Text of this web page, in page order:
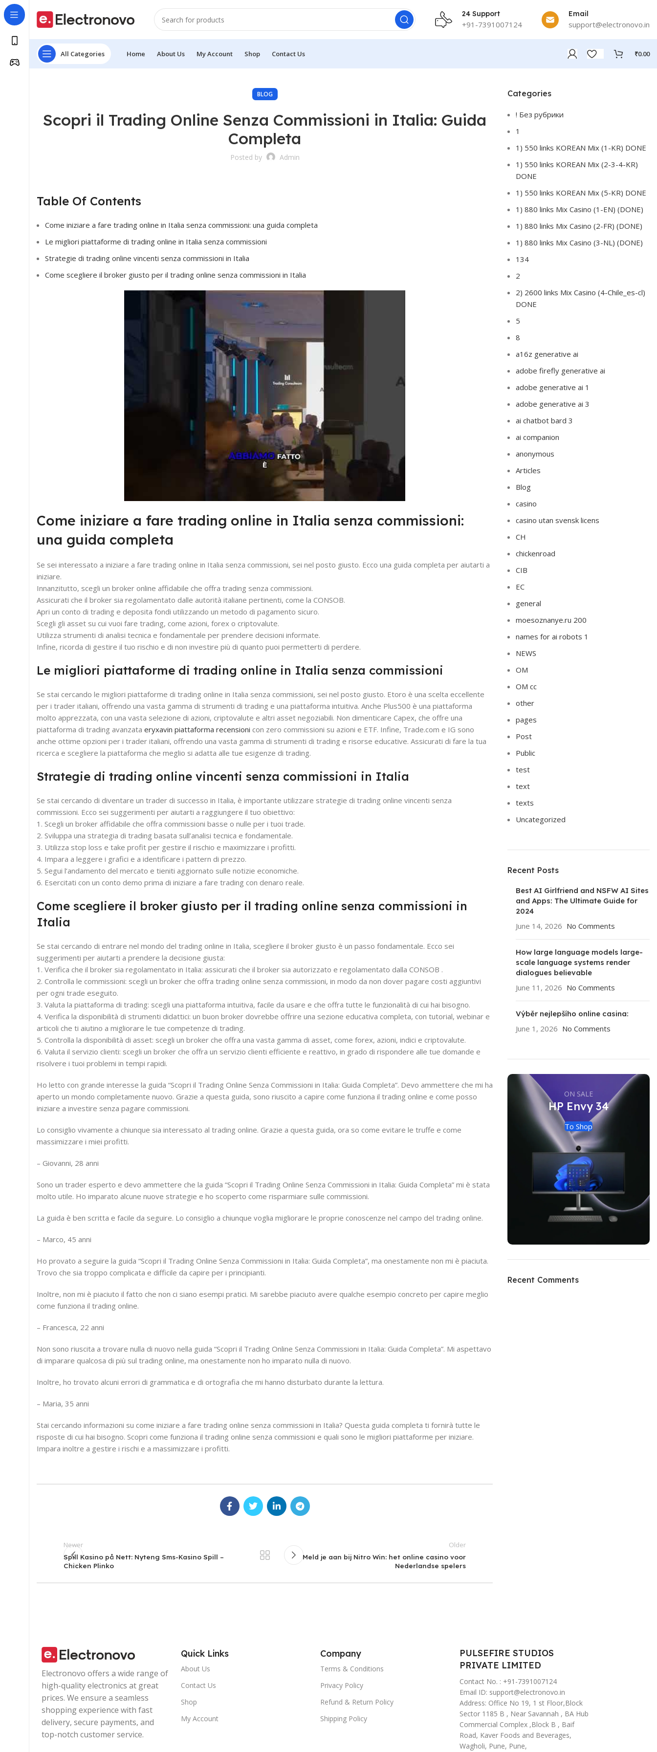
24 Support
+91-7391007124
Email
support@electronovo.in
All Categories Home About Us My Account Shop Contact Us ₹0.00
BLOG
Scopri il Trading Online Senza Commissioni in Italia: Guida
Completa
Posted by Admin
Table Of Contents
Come iniziare a fare trading online in Italia senza commissioni: una guida completa
Le migliori piattaforme di trading online in Italia senza commissioni
Strategie di trading online vincenti senza commissioni in Italia
Come scegliere il broker giusto per il trading online senza commissioni in Italia
Come iniziare a fare trading online in Italia senza commissioni:
una guida completa
Se sei interessato a iniziare a fare trading online in Italia senza commissioni, sei nel posto giusto. Ecco una guida completa per aiutarti a
iniziare.
Innanzitutto, scegli un broker online affidabile che offra trading senza commissioni.
Assicurati che il broker sia regolamentato dalle autorità italiane pertinenti, come la CONSOB.
Apri un conto di trading e deposita fondi utilizzando un metodo di pagamento sicuro.
Scegli gli asset su cui vuoi fare trading, come azioni, forex o criptovalute.
Utilizza strumenti di analisi tecnica e fondamentale per prendere decisioni informate.
Infine, ricorda di gestire il tuo rischio e di non investire più di quanto puoi permetterti di perdere.
Le migliori piattaforme di trading online in Italia senza commissioni
Se stai cercando le migliori piattaforme di trading online in Italia senza commissioni, sei nel posto giusto. Etoro è una scelta eccellente
per i trader italiani, offrendo una vasta gamma di strumenti di trading e una piattaforma intuitiva. Anche Plus500 è una piattaforma
molto apprezzata, con una vasta selezione di azioni, criptovalute e altri asset negoziabili. Non dimenticare Capex, che offre una
piattaforma di trading avanzata eryxavin piattaforma recensioni con zero commissioni su azioni e ETF. Infine, Trade.com e IG sono
anche ottime opzioni per i trader italiani, offrendo una vasta gamma di strumenti di trading e risorse educative. Assicurati di fare la tua
ricerca e scegliere la piattaforma che meglio si adatta alle tue esigenze di trading.
Strategie di trading online vincenti senza commissioni in Italia
Se stai cercando di diventare un trader di successo in Italia, è importante utilizzare strategie di trading online vincenti senza
commissioni. Ecco sei suggerimenti per aiutarti a raggiungere il tuo obiettivo:
1. Scegli un broker affidabile che offra commissioni basse o nulle per i tuoi trade.
2. Sviluppa una strategia di trading basata sull’analisi tecnica e fondamentale.
3. Utilizza stop loss e take profit per gestire il rischio e maximizzare i profitti.
4. Impara a leggere i grafici e a identificare i pattern di prezzo.
5. Segui l’andamento del mercato e tieniti aggiornato sulle notizie economiche.
6. Esercitati con un conto demo prima di iniziare a fare trading con denaro reale.
Come scegliere il broker giusto per il trading online senza commissioni in
Italia
Se stai cercando di entrare nel mondo del trading online in Italia, scegliere il broker giusto è un passo fondamentale. Ecco sei
suggerimenti per aiutarti a prendere la decisione giusta:
1. Verifica che il broker sia regolamentato in Italia: assicurati che il broker sia autorizzato e regolamentato dalla CONSOB .
2. Controlla le commissioni: scegli un broker che offra trading online senza commissioni, in modo da non dover pagare costi aggiuntivi
per ogni trade eseguito.
3. Valuta la piattaforma di trading: scegli una piattaforma intuitiva, facile da usare e che offra tutte le funzionalità di cui hai bisogno.
4. Verifica la disponibilità di strumenti didattici: un buon broker dovrebbe offrire una sezione educativa completa, con tutorial, webinar e
articoli che ti aiutino a migliorare le tue competenze di trading.
5. Controlla la disponibilità di asset: scegli un broker che offra una vasta gamma di asset, come forex, azioni, indici e criptovalute.
6. Valuta il servizio clienti: scegli un broker che offra un servizio clienti efficiente e reattivo, in grado di rispondere alle tue domande e
risolvere i tuoi problemi in tempi rapidi.
Ho letto con grande interesse la guida “Scopri il Trading Online Senza Commissioni in Italia: Guida Completa”. Devo ammettere che mi ha
aperto un mondo completamente nuovo. Grazie a questa guida, sono riuscito a capire come funziona il trading online e come posso
iniziare a investire senza pagare commissioni.
Lo consiglio vivamente a chiunque sia interessato al trading online. Grazie a questa guida, ora so come evitare le truffe e come
massimizzare i miei profitti.
– Giovanni, 28 anni
Sono un trader esperto e devo ammettere che la guida “Scopri il Trading Online Senza Commissioni in Italia: Guida Completa” mi è stata
molto utile. Ho imparato alcune nuove strategie e ho scoperto come risparmiare sulle commissioni.
La guida è ben scritta e facile da seguire. Lo consiglio a chiunque voglia migliorare le proprie conoscenze nel campo del trading online.
– Marco, 45 anni
Ho provato a seguire la guida “Scopri il Trading Online Senza Commissioni in Italia: Guida Completa”, ma onestamente non mi è piaciuta.
Trovo che sia troppo complicata e difficile da capire per i principianti.
Inoltre, non mi è piaciuto il fatto che non ci siano esempi pratici. Mi sarebbe piaciuto avere qualche esempio concreto per capire meglio
come funziona il trading online.
– Francesca, 22 anni
Non sono riuscita a trovare nulla di nuovo nella guida “Scopri il Trading Online Senza Commissioni in Italia: Guida Completa”. Mi aspettavo
di imparare qualcosa di più sul trading online, ma onestamente non ho imparato nulla di nuovo.
Inoltre, ho trovato alcuni errori di grammatica e di ortografia che mi hanno disturbato durante la lettura.
– Maria, 35 anni
Stai cercando informazioni su come iniziare a fare trading online senza commissioni in Italia? Questa guida completa ti fornirà tutte le
risposte di cui hai bisogno. Scopri come funziona il trading online senza commissioni e quali sono le migliori piattaforme per iniziare.
Impara inoltre a gestire i rischi e a massimizzare i profitti.
Newer
Spill Kasino på Nett: Nyteng Sms-Kasino Spill –
Chicken Plinko
Older
Meld je aan bij Nitro Win: het online casino voor
Nederlandse spelers
Categories
! Без рубрики
1
1) 550 links KOREAN Mix (1-KR) DONE
1) 550 links KOREAN Mix (2-3-4-KR)
DONE
1) 550 links KOREAN Mix (5-KR) DONE
1) 880 links Mix Casino (1-EN) (DONE)
1) 880 links Mix Casino (2-FR) (DONE)
1) 880 links Mix Casino (3-NL) (DONE)
134
2
2) 2600 links Mix Casino (4-Chile_es-cl)
DONE
5
8
a16z generative ai
adobe firefly generative ai
adobe generative ai 1
adobe generative ai 3
ai chatbot bard 3
ai companion
anonymous
Articles
Blog
casino
casino utan svensk licens
CH
chickenroad
CIB
EC
general
moesoznanye.ru 200
names for ai robots 1
NEWS
OM
OM cc
other
pages
Post
Public
test
text
texts
Uncategorized
Recent Posts
Best AI Girlfriend and NSFW AI Sites
and Apps: The Ultimate Guide for
2024
June 14, 2026 No Comments
How large language models large-
scale language systems render
dialogues believable
June 11, 2026 No Comments
Výběr nejlepšího online casina:
June 1, 2026 No Comments
ON SALE
HP Envy 34
To Shop
Recent Comments
Electronovo offers a wide range of
high-quality electronics at great
prices. We ensure a seamless
shopping experience with fast
delivery, secure payments, and
top-notch customer service.
Quick Links
About Us
Contact Us
Shop
My Account
Company
Terms & Conditions
Privacy Policy
Refund & Return Policy
Shipping Policy
PULSEFIRE STUDIOS
PRIVATE LIMITED
Contact No. : +91-7391007124
Email ID: support@electronovo.in
Address: Office No 19, 1 st Floor,Block
Sector 1185 B , Near Savannah , BA Hub
Commercial Complex ,Block B , Baif
Road, Kaver Foods and Beverages,
Wagholi, Pune, Pune,